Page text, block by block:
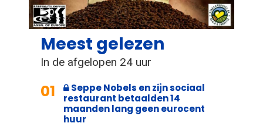
Meest gelezen
In de afgelopen 24 uur
01
Seppe Nobels en zijn sociaal
restaurant betaalden 14
maanden lang geen eurocent
huur